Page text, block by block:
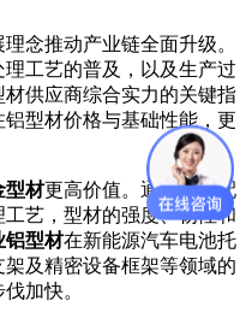
念推动产业链全面升级。
工艺的普及，以及生产过
材供应商综合实力的关键指
型材价格与基础性能，更
型材更高价值。通过合金配
艺，型材的强度、韧性和
铝型材在新能源汽车电池托
及精密设备框架等领域的
加快。